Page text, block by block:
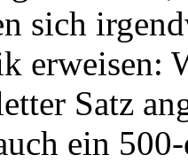
sich
erweisen:
Satz
ein